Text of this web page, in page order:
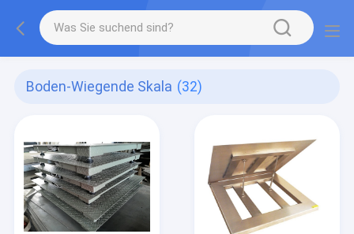
Boden-Wiegende Skala (32)